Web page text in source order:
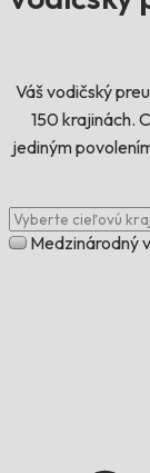
Váš vodičský
150 krajinách.
jediným
Medzinárodný